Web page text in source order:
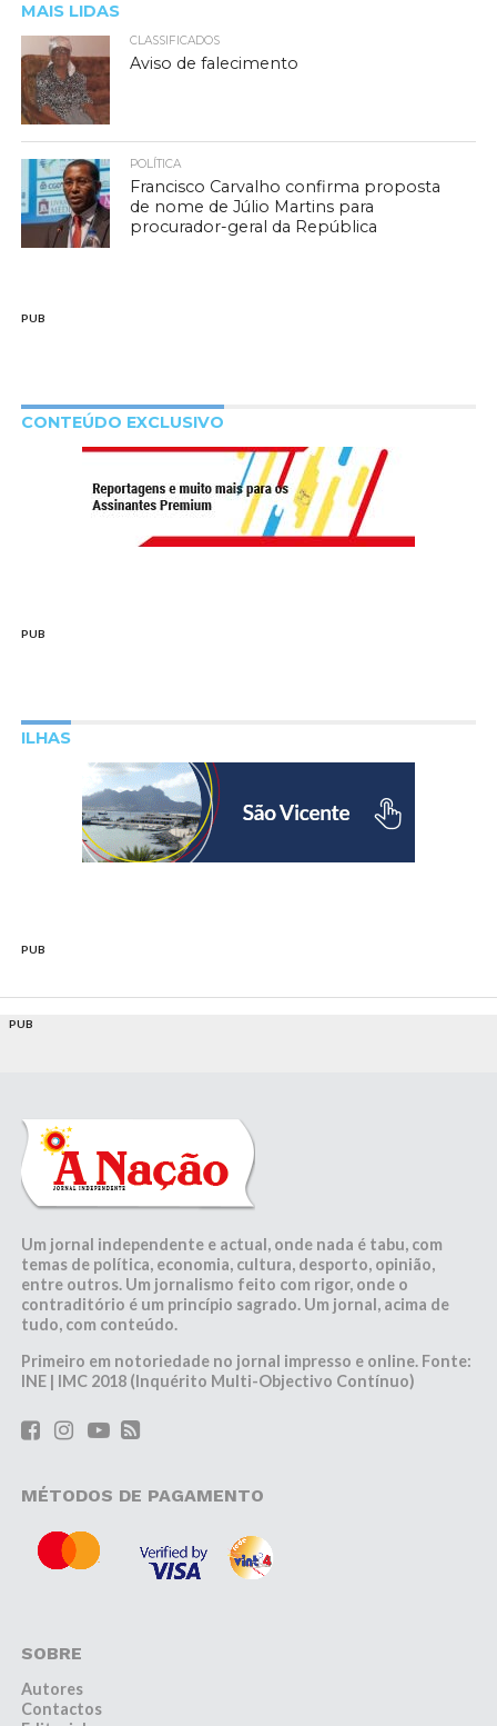
MAIS LIDAS
CLASSIFICADOS
Aviso de falecimento
POLÍTICA
Francisco Carvalho confirma proposta
de nome de Júlio Martins para
procurador-geral da República
PUB
CONTEÚDO EXCLUSIVO
PUB
ILHAS
PUB
PUB
Um jornal independente e actual, onde nada é tabu, com
temas de política, economia, cultura, desporto, opinião,
entre outros. Um jornalismo feito com rigor, onde o
contraditório é um princípio sagrado. Um jornal, acima de
tudo, com conteúdo.
Primeiro em notoriedade no jornal impresso e online. Fonte:
INE | IMC 2018 (Inquérito Multi-Objectivo Contínuo)
MÉTODOS DE PAGAMENTO
SOBRE
Autores
Contactos